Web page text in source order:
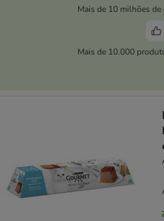
Mais de 10 milhões
Mais de 10.000